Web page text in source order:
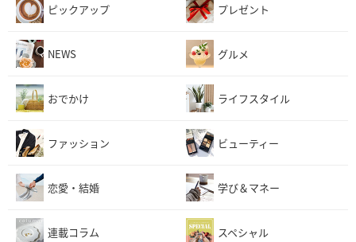
ピックアップ プレゼント
NEWS グルメ
おでかけ ライフスタイル
ファッション ビューティー
恋愛・結婚 学び＆マネー
連載コラム スペシャル